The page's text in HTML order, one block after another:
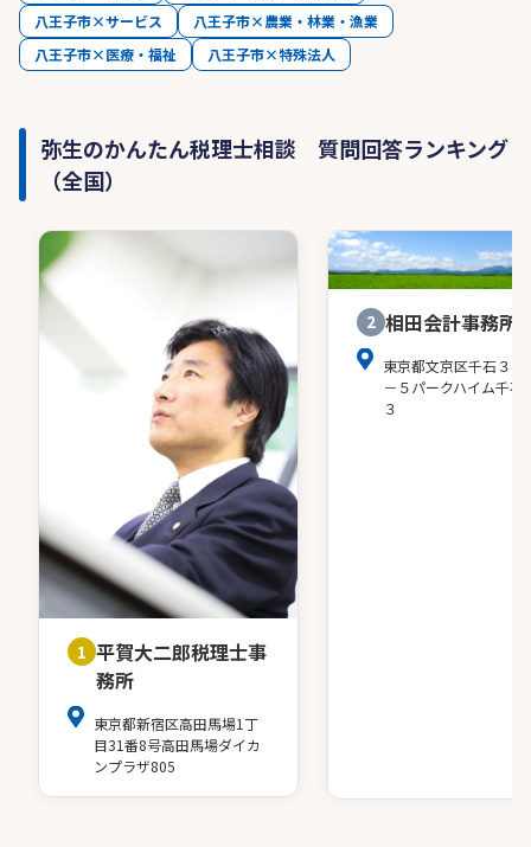
八王子市×サービス
八王子市×農業・林業・漁業
八王子市×医療・福祉
八王子市×特殊法人
弥生のかんたん税理士相談 質問回答ランキング
（全国）
1 平賀大二郎税理士事
務所
東京都新宿区高田馬場1丁
目31番8号高田馬場ダイカ
ンプラザ805
2 相田会計事務所
東京都文京区千石３－
－５パークハイム千石
３